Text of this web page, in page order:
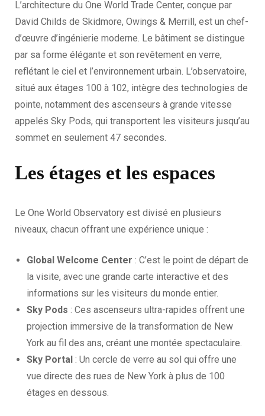
L’architecture du One World Trade Center, conçue par
David Childs de Skidmore, Owings & Merrill, est un chef-
d’œuvre d’ingénierie moderne. Le bâtiment se distingue
par sa forme élégante et son revêtement en verre,
reflétant le ciel et l’environnement urbain. L’observatoire,
situé aux étages 100 à 102, intègre des technologies de
pointe, notamment des ascenseurs à grande vitesse
appelés Sky Pods, qui transportent les visiteurs jusqu’au
sommet en seulement 47 secondes.
Les étages et les espaces
Le One World Observatory est divisé en plusieurs
niveaux, chacun offrant une expérience unique :
Global Welcome Center : C’est le point de départ de
la visite, avec une grande carte interactive et des
informations sur les visiteurs du monde entier.
Sky Pods : Ces ascenseurs ultra-rapides offrent une
projection immersive de la transformation de New
York au fil des ans, créant une montée spectaculaire.
Sky Portal : Un cercle de verre au sol qui offre une
vue directe des rues de New York à plus de 100
étages en dessous.